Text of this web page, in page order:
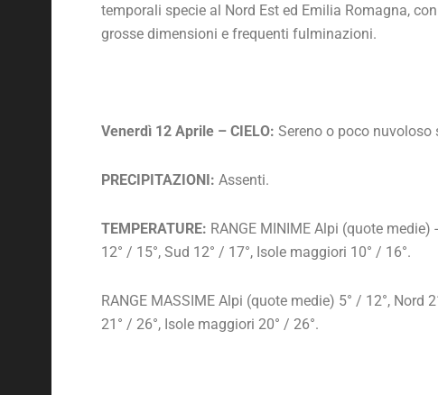
temporali specie al Nord Est ed Emilia Romagna,
grosse dimensioni e frequenti fulminazioni.
Venerdì 12 Aprile – CIELO: Sereno o poco nuvoloso
PRECIPITAZIONI: Assenti.
TEMPERATURE: RANGE MINIME Alpi (quote medie)
12° / 15°, Sud 12° / 17°, Isole maggiori 10° / 16°.
RANGE MASSIME Alpi (quote medie) 5° / 12°, Nord
21° / 26°, Isole maggiori 20° / 26°.